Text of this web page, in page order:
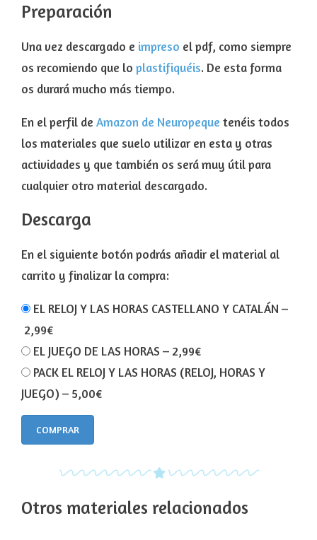
Preparación
Una vez descargado e impreso el pdf, como siempre
os recomiendo que lo plastifiquéis. De esta forma
os durará mucho más tiempo.
En el perfil de Amazon de Neuropeque tenéis todos
los materiales que suelo utilizar en esta y otras
actividades y que también os será muy útil para
cualquier otro material descargado.
Descarga
En el siguiente botón podrás añadir el material al
carrito y finalizar la compra:
EL RELOJ Y LAS HORAS CASTELLANO Y CATALÁN –
2,99€
EL JUEGO DE LAS HORAS – 2,99€
PACK EL RELOJ Y LAS HORAS (RELOJ, HORAS Y
JUEGO) – 5,00€
COMPRAR
Otros materiales relacionados